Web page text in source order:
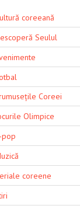
coreeană
Seulul
Coreei
Olimpice
pop
coreene